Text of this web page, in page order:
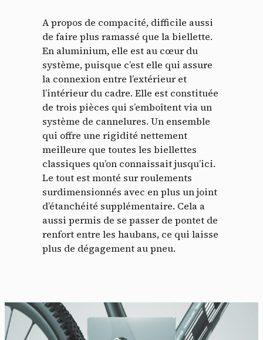
A propos de compacité, difficile aussi
de faire plus ramassé que la biellette.
En aluminium, elle est au cœur du
système, puisque c’est elle qui assure
la connexion entre l’extérieur et
l’intérieur du cadre. Elle est constituée
de trois pièces qui s’emboîtent via un
système de cannelures. Un ensemble
qui offre une rigidité nettement
meilleure que toutes les biellettes
classiques qu’on connaissait jusqu’ici.
Le tout est monté sur roulements
surdimensionnés avec en plus un joint
d’étanchéité supplémentaire. Cela a
aussi permis de se passer de pontet de
renfort entre les haubans, ce qui laisse
plus de dégagement au pneu.
Panneau de gestion des
cookies
Politique de confidentialité